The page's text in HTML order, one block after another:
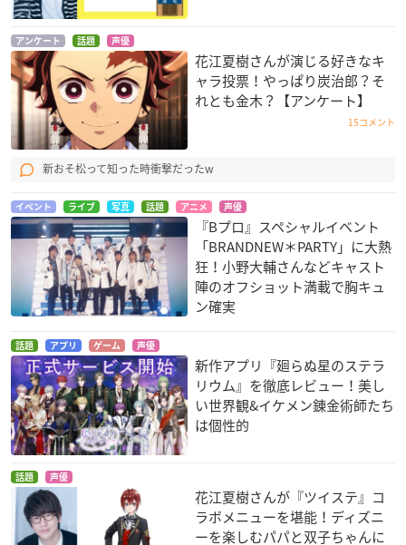
アンケート 話題 声優
花江夏樹さんが演じる好きなキ
ャラ投票！やっぱり炭治郎？そ
れとも金木？【アンケート】
15コメント
新おそ松って知った時衝撃だったw
イベント ライブ 写真 話題 アニメ 声優
『Bプロ』スペシャルイベント
「BRANDNEW＊PARTY」に大熱
狂！小野大輔さんなどキャスト
陣のオフショット満載で胸キュ
ン確実
話題 アプリ ゲーム 声優
新作アプリ『廻らぬ星のステラ
リウム』を徹底レビュー！美し
い世界観&イケメン錬金術師たち
は個性的
話題 声優
花江夏樹さんが『ツイステ』コ
ラボメニューを堪能！ディズニ
ーを楽しむパパと双子ちゃんに